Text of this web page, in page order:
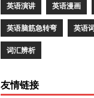
英语演讲 英语漫画
英语脑筋急转弯 英语
词汇辨析
友情链接